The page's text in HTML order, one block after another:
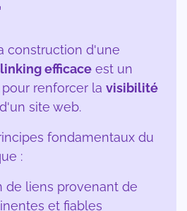
construction d'une
efficace est un
pour renforcer la visibilité
d'un site web.
fondamentaux du
:
de liens provenant de
et fiables